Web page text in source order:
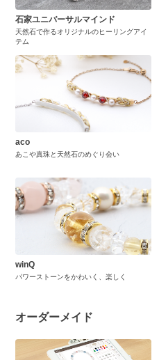
石家ユニバーサルマインド
天然石で作るオリジナルのヒーリングアイ
テム
aco
あこや真珠と天然石のめぐり会い
winQ
パワーストーンをかわいく、楽しく
オーダーメイド